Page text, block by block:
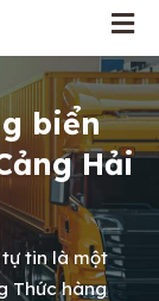
biển
Hải
tự tin là một
Thức hàng